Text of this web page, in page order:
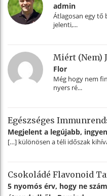
admin
Átlagosan egy tő
jelenti,...
Miért (nem)
Flor
Még hogy nem
nyers ré...
Egészséges
Megjelent a legújabb,
[…] különösen a téli időszak
Csokoládé Flavonoid
5 nyomós érv, hogy ne